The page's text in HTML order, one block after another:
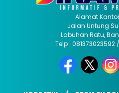
Alamat
Jalan Untung
Labuhan Ratu,
Telp :